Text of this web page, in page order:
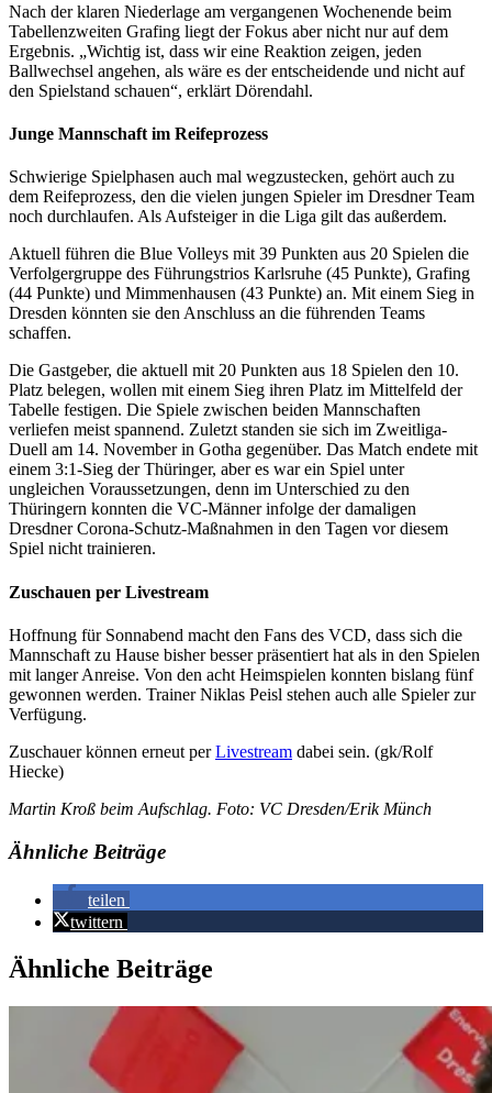
Nach der klaren Niederlage am vergangenen Wochenende beim
Tabellenzweiten Grafing liegt der Fokus aber nicht nur auf dem
Ergebnis. „Wichtig ist, dass wir eine Reaktion zeigen, jeden
Ballwechsel angehen, als wäre es der entscheidende und nicht auf
den Spielstand schauen“, erklärt Dörendahl.
Junge Mannschaft im Reifeprozess
Schwierige Spielphasen auch mal wegzustecken, gehört auch zu
dem Reifeprozess, den die vielen jungen Spieler im Dresdner Team
noch durchlaufen. Als Aufsteiger in die Liga gilt das außerdem.
Aktuell führen die Blue Volleys mit 39 Punkten aus 20 Spielen die
Verfolgergruppe des Führungstrios Karlsruhe (45 Punkte), Grafing
(44 Punkte) und Mimmenhausen (43 Punkte) an. Mit einem Sieg in
Dresden könnten sie den Anschluss an die führenden Teams
schaffen.
Die Gastgeber, die aktuell mit 20 Punkten aus 18 Spielen den 10.
Platz belegen, wollen mit einem Sieg ihren Platz im Mittelfeld der
Tabelle festigen. Die Spiele zwischen beiden Mannschaften
verliefen meist spannend. Zuletzt standen sie sich im Zweitliga-
Duell am 14. November in Gotha gegenüber. Das Match endete mit
einem 3:1-Sieg der Thüringer, aber es war ein Spiel unter
ungleichen Voraussetzungen, denn im Unterschied zu den
Thüringern konnten die VC-Männer infolge der damaligen
Dresdner Corona-Schutz-Maßnahmen in den Tagen vor diesem
Spiel nicht trainieren.
Zuschauen per Livestream
Hoffnung für Sonnabend macht den Fans des VCD, dass sich die
Mannschaft zu Hause bisher besser präsentiert hat als in den Spielen
mit langer Anreise. Von den acht Heimspielen konnten bislang fünf
gewonnen werden. Trainer Niklas Peisl stehen auch alle Spieler zur
Verfügung.
Zuschauer können erneut perLivestream dabei sein. (gk/Rolf
Hiecke)
Martin Kroß beim Aufschlag. Foto: VC Dresden/Erik Münch
Ähnliche Beiträge
teilen
twittern
Ähnliche Beiträge